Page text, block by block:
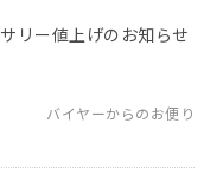
リー値上げのお知らせ
バイヤーからのお便り